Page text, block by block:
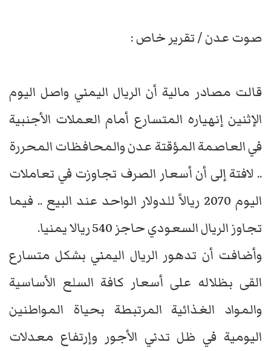
صوت عدن / تقرير خاص :
قالت مصادر مالية أن الريال اليمني واصل اليوم
الإثنين إنهياره المتسارع أمام العملات الأجنبية
في العاصمة المؤقتة عدن والمحافظات المحررة
.. لافتة إلى أن أسعار الصرف تجاوزت في تعاملات
اليوم 2070 ريالاً للدولار الواحد عند البيع .. فيما
تجاوز الريال السعودي حاجز 540 ريالا يمنيا.
وأضافت أن تدهور الريال اليمني بشكل متسارع
القى بظلاله على أسعار كافة السلع الأساسية
والمواد الغذائية المرتبطة بحياة المواطنين
اليومية في ظل تدني الأجور وإرتفاع معدلات